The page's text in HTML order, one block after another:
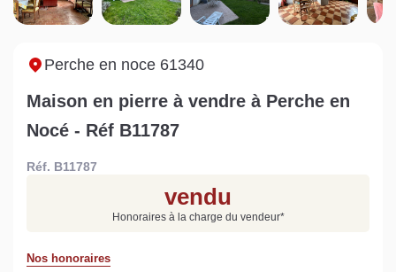
Sarthe pour booster sa
vente
quelles sont les
conséquences ?
Estimez votre bien en ligne.
en quelques clics.
Perche en noce 61340
Maison en pierre à vendre à Perche en
Nocé - Réf B11787
Réf. B11787
vendu
Honoraires à la charge du vendeur*
Nos honoraires